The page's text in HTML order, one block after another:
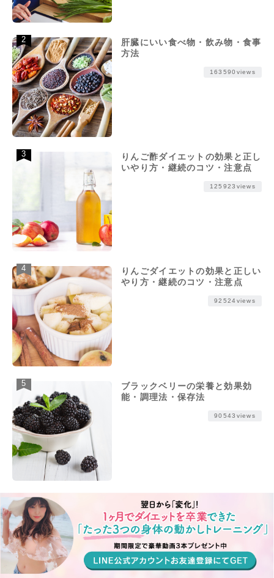
肝臓にいい食べ物・飲み物・食事
方法
163590views
りんご酢ダイエットの効果と正し
いやり方・継続のコツ・注意点
125923views
りんごダイエットの効果と正しい
やり方・継続のコツ・注意点
92524views
ブラックベリーの栄養と効果効
能・調理法・保存法
90543views
さつまいもダイエットの効果と正
しいやり方・継続のコツ・注意点
88406views